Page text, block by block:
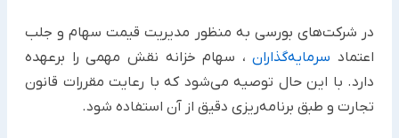
در شرکت‌های بورسی به منظور مدیریت قیمت سهام و جلب
اعتماد سرمایه‌گذاران، سهام خزانه نقش مهمی را برعهده
دارد. با این حال توصیه می‌شود که با رعایت مقررات قانون
تجارت و طبق برنامه‌ریزی دقیق از آن استفاده شود.